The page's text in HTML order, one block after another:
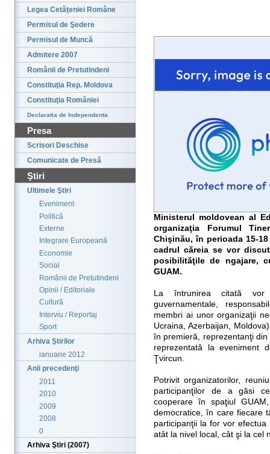
Legea Cetăţeniei Române
Permisul de Şedere
Permisul de Muncă
Admitere 2007
Românii de Pretutindeni
Constituţia Rep. Moldova
Constituţia României
Declaratia de Independenta
Presa
Scrisori Deschise
Comunicate de Presă
Ştiri
Ultimele Ştiri
Eveniment
Politică
Externe
Integrare Europeană
Economie
Social
Românii de Pretutindeni
Opinii / Editoriale
Cultură
Interviu / Reportaj
Sport
Arhiva Ştirilor
ianuarie 2012
Anii precedenţi
2011
2010
2009
2008
0
Arhiva Ştiri (2007)
Ministerul moldovean al
organizaţia Forumul
Chişinău, în perioada 15-
cadrul căreia se vor
posibilităţile de ngajare,
GUAM.
La întrunirea citată vor
guvernamentale,
membri ai unor organizaţii
Ucraina, Azerbaijan,
în premieră, reprezentanţi
reprezentată la eveniment
Ţvircun.
Potrivit organizatorilor,
participanţilor de a găsi
cooperare în spaţiul
democratice, în care fiecare
participanţii la for vor
atât la nivel local, cât şi la cel